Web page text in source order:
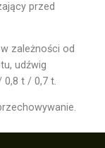
przed
zależności od
udźwig
0,8 t / 0,7 t.